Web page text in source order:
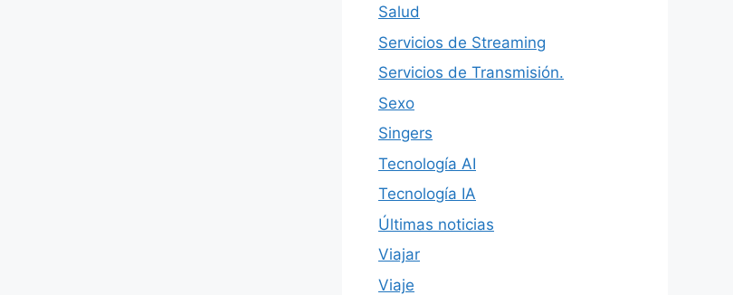
Salud
Servicios de Streaming
Servicios de Transmisión.
Sexo
Singers
Tecnología AI
Tecnología IA
Últimas noticias
Viajar
Viaje